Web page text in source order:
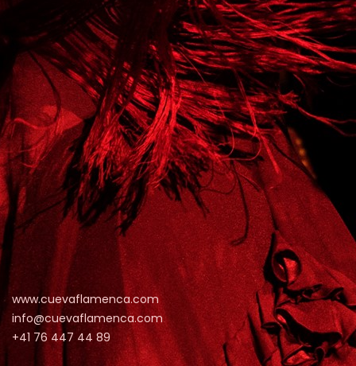
www.cuevaflamenca.com
info@cuevaflamenca.com
+41 76 447 44 89